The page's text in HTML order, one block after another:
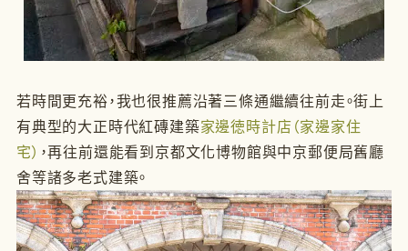
若時間更充裕，我也很推薦沿著三條通繼續往前走。街上
有典型的大正時代紅磚建築家邊徳時計店（家邊家住
宅） ，再往前還能看到京都文化博物館與中京郵便局舊廳
舍等諸多老式建築。